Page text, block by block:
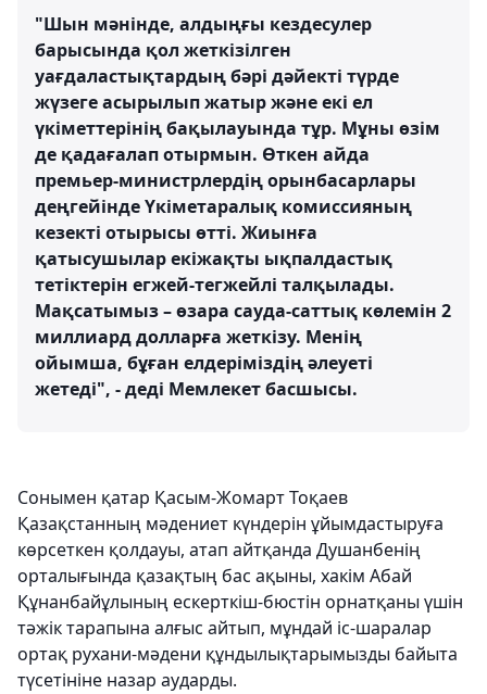
"Шын мәнінде, алдыңғы кездесулер
барысында қол жеткізілген
уағдаластықтардың бәрі дәйекті түрде
жүзеге асырылып жатыр және екі ел
үкіметтерінің бақылауында тұр. Мұны өзім
де қадағалап отырмын. Өткен айда
премьер-министрлердің орынбасарлары
деңгейінде Үкіметаралық комиссияның
кезекті отырысы өтті. Жиынға
қатысушылар екіжақты ықпалдастық
тетіктерін егжей-тегжейлі талқылады.
Мақсатымыз – өзара сауда-саттық көлемін 2
миллиард долларға жеткізу. Менің
ойымша, бұған елдеріміздің әлеуеті
жетеді", - деді Мемлекет басшысы.
Сонымен қатар Қасым-Жомарт Тоқаев
Қазақстанның мәдениет күндерін ұйымдастыруға
көрсеткен қолдауы, атап айтқанда Душанбенің
орталығында қазақтың бас ақыны, хакім Абай
Құнанбайұлының ескерткіш-бюстін орнатқаны үшін
тәжік тарапына алғыс айтып, мұндай іс-шаралар
ортақ рухани-мәдени құндылықтарымызды байыта
түсетініне назар аударды.